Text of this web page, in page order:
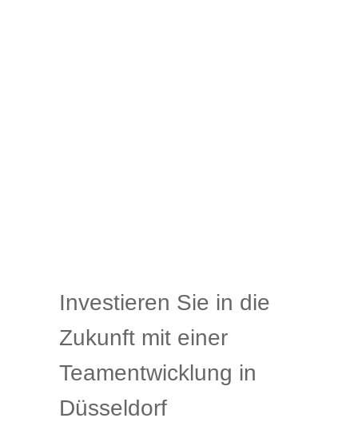
Investieren Sie in die
Zukunft mit einer
Teamentwicklung in
Düsseldorf